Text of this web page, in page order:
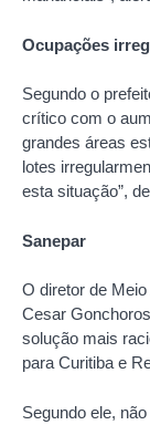
Ocupações
Segundo o
crítico com o
grandes áreas
lotes
esta situação”,
Sanepar
O diretor de
Cesar
solução mais
para Curitiba e
Segundo ele,